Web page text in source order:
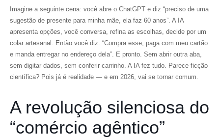
Imagine a seguinte cena: você abre o ChatGPT e diz “preciso de uma
sugestão de presente para minha mãe, ela faz 60 anos”. A IA
apresenta opções, você conversa, refina as escolhas, decide por um
colar artesanal. Então você diz: “Compra esse, paga com meu cartão
e manda entregar no endereço dela”. E pronto. Sem abrir outra aba,
sem digitar dados, sem conferir carrinho. A IA fez tudo. Parece ficção
científica? Pois já é realidade — e em 2026, vai se tornar comum.
A revolução silenciosa do
“comércio agêntico”